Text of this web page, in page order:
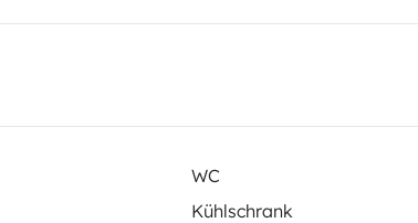
WC
Kühlschrank